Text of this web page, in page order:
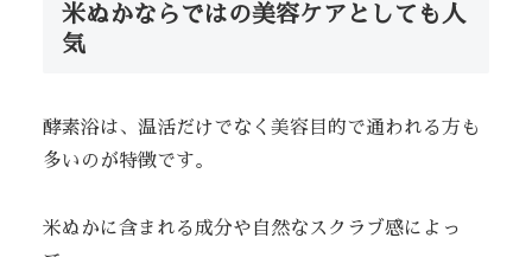
米ぬかならではの美容ケアとしても人
気
酵素浴は、温活だけでなく美容目的で通われる方も
多いのが特徴です。
米ぬかに含まれる成分や自然なスクラブ感によっ